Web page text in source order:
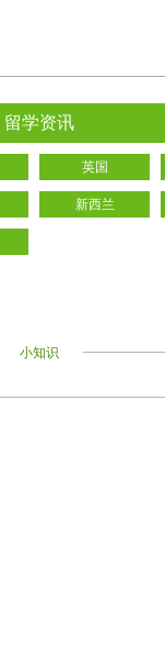
留学资讯
英国
新西兰
小知识